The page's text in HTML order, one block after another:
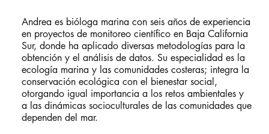
Andrea es bióloga marina con seis años de experiencia
en proyectos de monitoreo científico en Baja California
Sur, donde ha aplicado diversas metodologías para la
obtención y el análisis de datos. Su especialidad es la
ecología marina y las comunidades costeras; integra la
conservación ecológica con el bienestar social,
otorgando igual importancia a los retos ambientales y
a las dinámicas socioculturales de las comunidades que
dependen del mar.